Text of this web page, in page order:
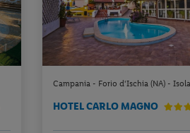
Campania - Forio d'Ischia (NA) -
HOTEL CARLO MAGNO